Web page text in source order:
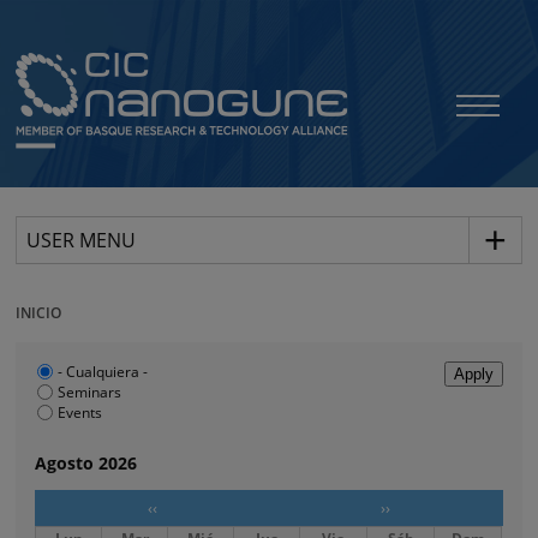
USER MENU
INICIO
Agosto 2026
‹‹ ››
- Cualquiera -
Seminars
Events